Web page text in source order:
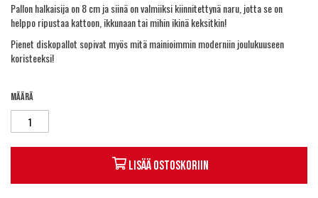
Pallon halkaisija on 8 cm ja siinä on valmiiksi kiinnitettynä naru, jotta se on
helppo ripustaa kattoon, ikkunaan tai mihin ikinä keksitkin!
Pienet diskopallot sopivat myös mitä mainioimmin moderniin joulukuuseen
koristeeksi!
Määrä
Lisää ostoskoriin